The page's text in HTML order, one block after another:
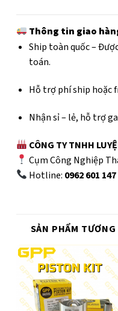
Thông tin giao
Ship toàn quốc –
toán.
Hỗ trợ phí ship hoặc
Nhận sỉ – lẻ, hỗ trợ
CÔNG TY TNHH
Cụm Công Nghiệp
Hotline: 0962 601 147
SẢN PHẨM